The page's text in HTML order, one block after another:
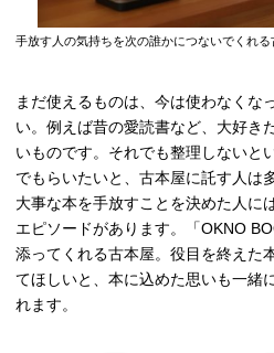
手放す人の気持ちを次の誰かにつないでくれる
まだ使えるものは、今は使わなくな
い。例えば昔の愛読書など、大好き
いものです。それでも整理しないと
でもらいたいと、古本屋に託す人は
大事な本を手放すことを決めた人に
エピソードがあります。「OKNO
添ってくれる古本屋。役目を終えた
てほしいと、本に込めた思いも一緒
れます。